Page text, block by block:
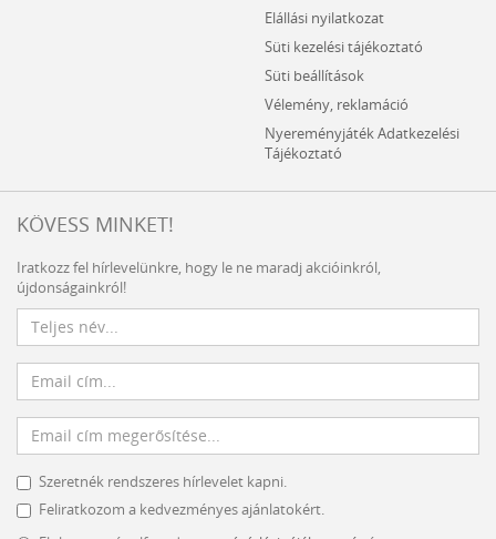
Elállási nyilatkozat
Süti kezelési tájékoztató
Süti beállítások
Vélemény, reklamáció
Nyereményjáték Adatkezelési
Tájékoztató
KÖVESS MINKET!
Iratkozz fel hírlevelünkre, hogy le ne maradj akcióinkról,
újdonságainkról!
Szeretnék rendszeres hírlevelet kapni.
Feliratkozom a kedvezményes ajánlatokért.